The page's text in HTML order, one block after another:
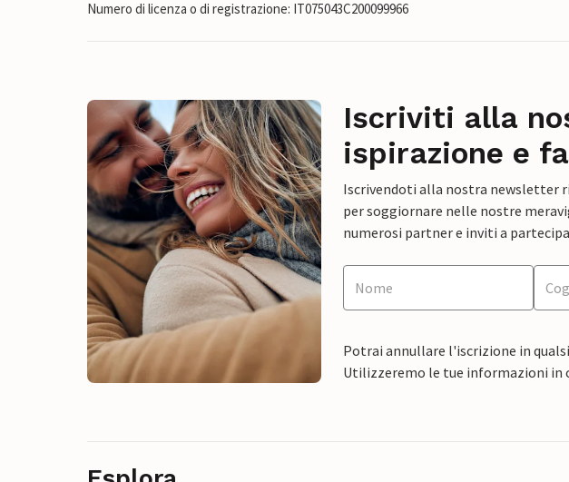
Numero di licenza o di registrazione: IT075043C200099966
Iscriviti alla
ispirazione e
Iscrivendoti alla nostra newsletter
per soggiornare nelle nostre
numerosi partner e inviti a
Potrai annullare l'iscrizione in
Utilizzeremo le tue informazioni in